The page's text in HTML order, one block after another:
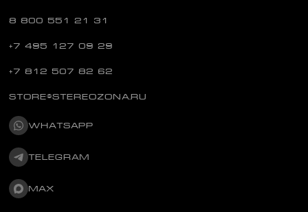
8 800 551 21 31
+7 495 127 09 29
+7 812 507 82 62
STORE@STEREOZONA.RU
WHATSAPP
TELEGRAM
MAX